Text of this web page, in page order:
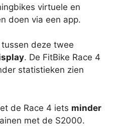
virtuele en
doen via een app.
deze twee
. De FitBike Race 4
statistieken zien
de Race 4 iets minder
met de S2000.